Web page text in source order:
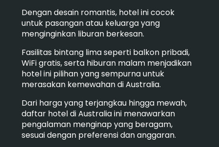
Dengan desain romantis, hotel ini cocok
untuk pasangan atau keluarga yang
menginginkan liburan berkesan.
Fasilitas bintang lima seperti balkon pribadi,
WiFi gratis, serta hiburan malam menjadikan
hotel ini pilihan yang sempurna untuk
merasakan kemewahan di Australia.
Dari harga yang terjangkau hingga mewah,
daftar hotel di Australia ini menawarkan
pengalaman menginap yang beragam,
sesuai dengan preferensi dan anggaran.